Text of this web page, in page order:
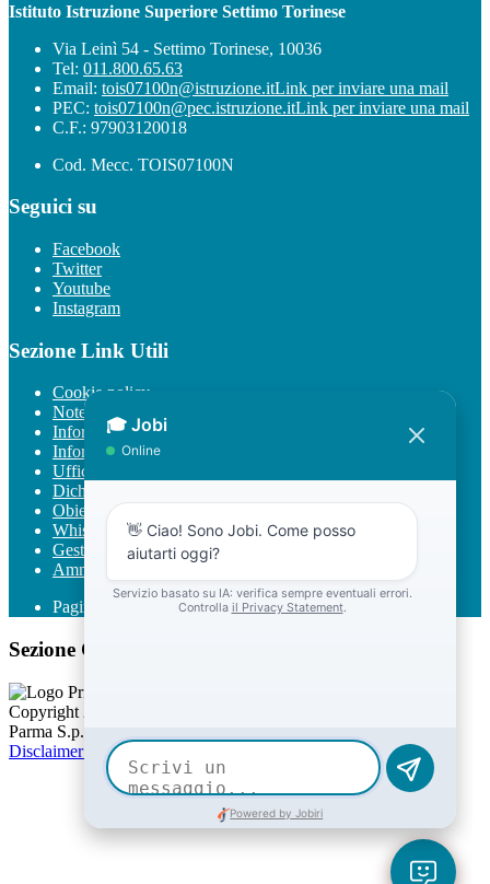
Istituto Istruzione Superiore Settimo Torinese
Via Leinì 54 - Settimo Torinese, 10036
Tel: 011.800.65.63
Email: tois07100n@istruzione.itLink per inviare una mail
PEC: tois07100n@pec.istruzione.itLink per inviare una mail
C.F.: 97903120018
Cod. Mecc. TOIS07100N
Seguici su
Facebook
Twitter
Youtube
Instagram
Sezione Link Utili
Cookie policy
Note legali
Informativa Privacy
Informativa Privacy chatbot Jobi
Ufficio Relazioni con il Pubblico
Dichiarazione di accessibilità
Obiettivi di accessibilità
Whistleblowing
Gestione consensi cookie
Amministrazione trasparente
Pagina visualizzata4726volte
Sezione Copyright
Copyright 2026 | Engineered and powered by Gruppo Spaggiari
Parma S.p.A. | Divisione Publishing & New Social Media
Disclaimer trattamento dati personali